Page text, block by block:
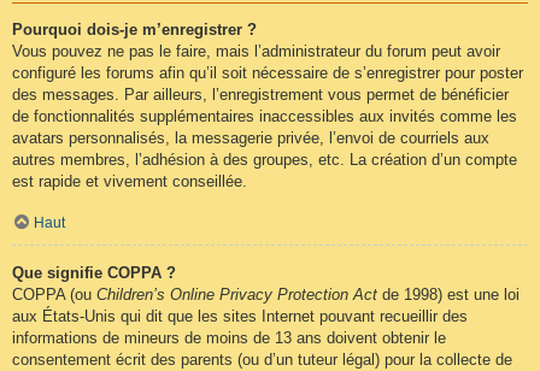
Pourquoi dois-je m’enregistrer ?
Vous pouvez ne pas le faire, mais l’administrateur du forum peut avoir
configuré les forums afin qu’il soit nécessaire de s’enregistrer pour poster
des messages. Par ailleurs, l’enregistrement vous permet de bénéficier
de fonctionnalités supplémentaires inaccessibles aux invités comme les
avatars personnalisés, la messagerie privée, l’envoi de courriels aux
autres membres, l’adhésion à des groupes, etc. La création d’un compte
est rapide et vivement conseillée.
Haut
Que signifie COPPA ?
COPPA (ou Children’s Online Privacy Protection Act de 1998) est une loi
aux États-Unis qui dit que les sites Internet pouvant recueillir des
informations de mineurs de moins de 13 ans doivent obtenir le
consentement écrit des parents (ou d’un tuteur légal) pour la collecte de